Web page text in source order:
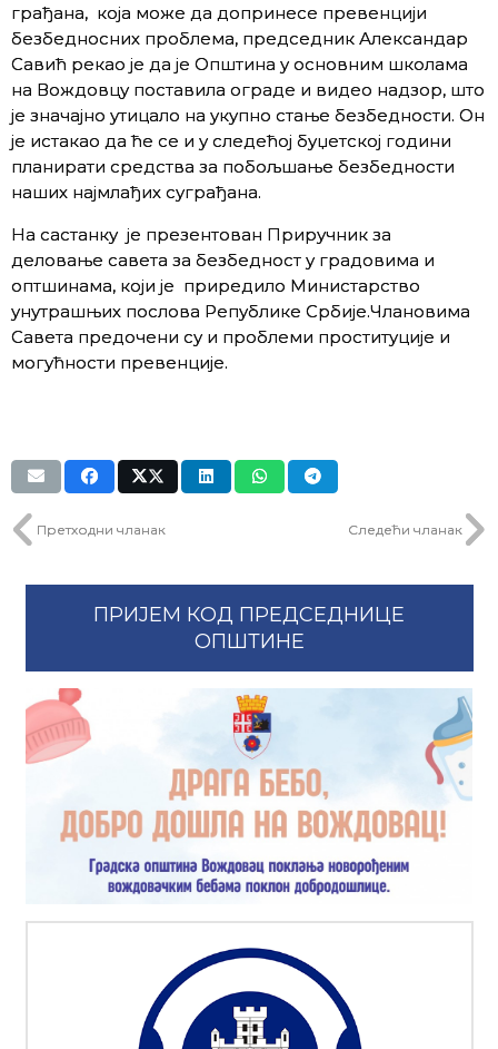
грађана, која може да допринесе превенцији
безбедносних проблема, председник Александар
Савић рекао је да је Општина у основним школама
на Вождовцу поставила ограде и видео надзор, што
је значајно утицало на укупно стање безбедности. Он
је истакао да ће се и у следећој буџетској години
планирати средства за побољшање безбедности
наших најмлађих суграђана.
На састанку је презентован Приручник за
деловање савета за безбедност у градовима и
оптшинама, који је приредило Министарство
унутрашњих послова Републике Србије.Члановима
Савета предочени су и проблеми проституције и
могућности превенције.
Претходни чланак Следећи чланак
ПРИЈЕМ КОД ПРЕДСЕДНИЦЕ
ОПШТИНЕ